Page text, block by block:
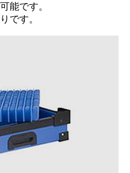
能です。
です。